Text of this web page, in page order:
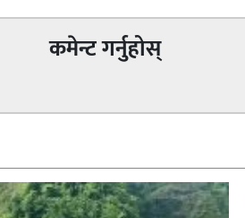
कमेन्ट गर्नुहोस्